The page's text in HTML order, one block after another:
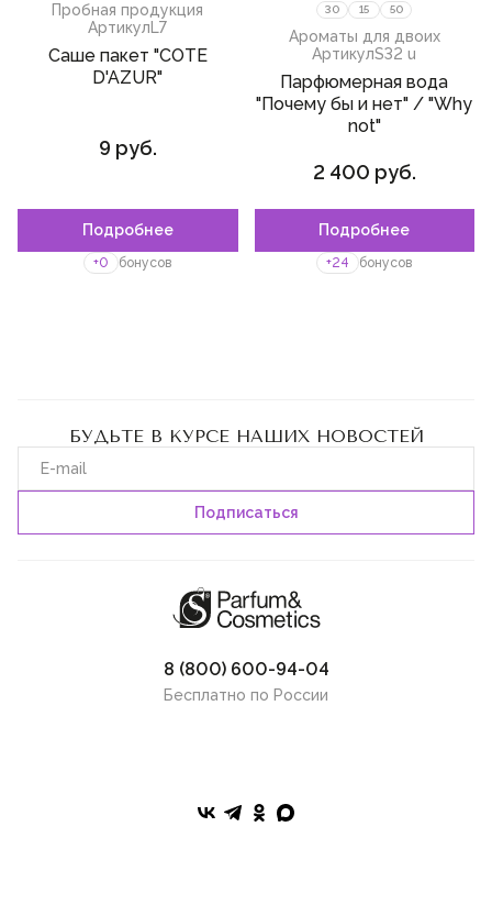
Пробная продукция
Артикул L7
Саше пакет "COTE
D'AZUR"
9 руб.
Подробнее
+0 бонусов
30 15 50
Ароматы для двоих
АртикулS32 u
Парфюмерная вода
"Почему бы и нет" / "Why
not"
2 400 руб.
Подробнее
+24 бонусов
БУДЬТЕ В КУРСЕ НАШИХ НОВОСТЕЙ
8 (800) 600-94-04
Бесплатно по России